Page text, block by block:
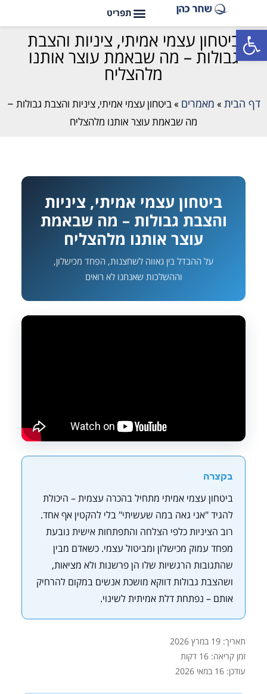
פתח סרגל נגישותביטחון עצמי אמיתי, ציניות והצבת
גבולות – מה שבאמת עוצר אותנו
מלהצליח
דף הבית » מאמרים » ביטחון עצמי אמיתי, ציניות והצבת גבולות –
מה שבאמת עוצר אותנו מלהצליח
ביטחון עצמי אמיתי, ציניות
והצבת גבולות – מה שבאמת
עוצר אותנו מלהצליח
על ההבדל בין גאווה לשחצנות, הפחד מכישלון,
וההשלכות שאנחנו לא רואים
בקצרה
ביטחון עצמי אמיתי מתחיל בהכרה עצמית – היכולת
להגיד "אני גאה במה שעשיתי" בלי להקטין אף אחד.
רוב הציניות כלפי הצלחה והתפתחות אישית נובעת
מפחד עמוק מכישלון ומביטול עצמי. כשאדם מבין
שהתגובות הרגשיות שלו הן פרשנות ולא מציאות,
ושהצבת גבולות דווקא מושכת אנשים במקום להרחיק
אותם – נפתחת דלת אמיתית לשינוי.
תאריך: 19 במרץ 2026
זמן קריאה: 16 דקות
עודכן: 16 במאי 2026